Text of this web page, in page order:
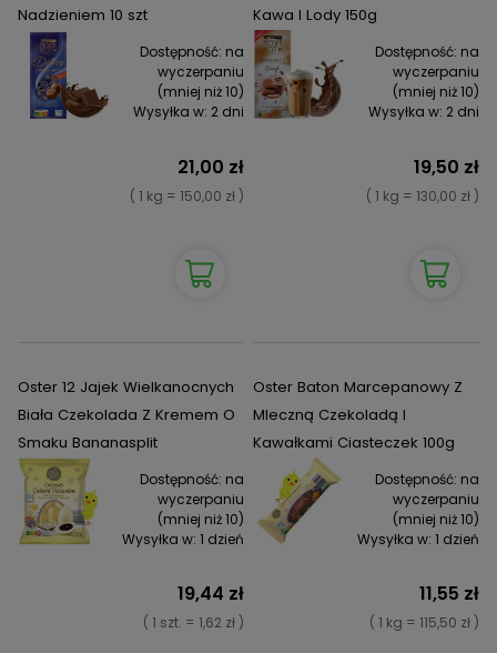
Nadzieniem 10 szt
Dostępność: na
wyczerpaniu
(mniej niż 10)
Wysyłka w: 2 dni
21,00 zł
( 1 kg = 150,00 zł )
Kawa I Lody 150g
Dostępność: na
wyczerpaniu
(mniej niż 10)
Wysyłka w: 2 dni
19,50 zł
( 1 kg = 130,00 zł )
Oster 12 Jajek Wielkanocnych
Biała Czekolada Z Kremem O
Smaku Bananasplit
Dostępność: na
wyczerpaniu
(mniej niż 10)
Wysyłka w: 1 dzień
19,44 zł
( 1 szt. = 1,62 zł )
Oster Baton Marcepanowy Z
Mleczną Czekoladą I
Kawałkami Ciasteczek 100g
Dostępność: na
wyczerpaniu
(mniej niż 10)
Wysyłka w: 1 dzień
11,55 zł
( 1 kg = 115,50 zł )